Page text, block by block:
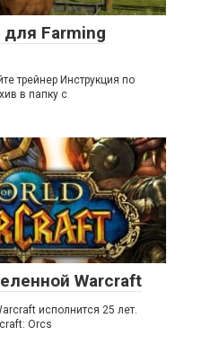
Farming
трейнер Инструкция по
в папку с
Warcraft
исполнится 25 лет.
Orcs